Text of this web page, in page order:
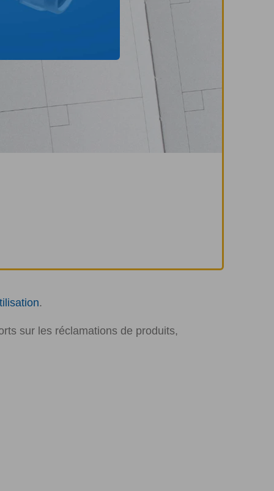
.
sur les réclamations de produits,